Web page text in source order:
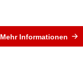
Mehr Informationen